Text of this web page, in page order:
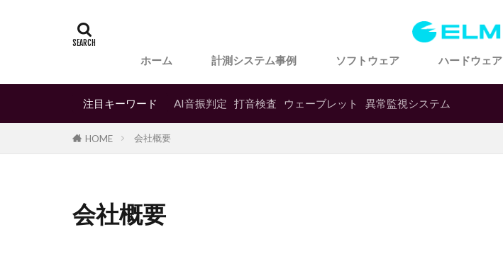
ホーム 計測システム事例 ソフトウェア ハードウェア
注目キーワード AI音振判定 打音検査 ウェーブレット 異常監視システム
HOME 会社概要
会社概要